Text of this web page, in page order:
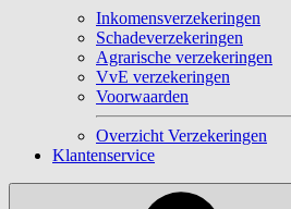
Inkomensverzekeringen
Schadeverzekeringen
Agrarische verzekeringen
VvE verzekeringen
Voorwaarden
Overzicht Verzekeringen
Klantenservice